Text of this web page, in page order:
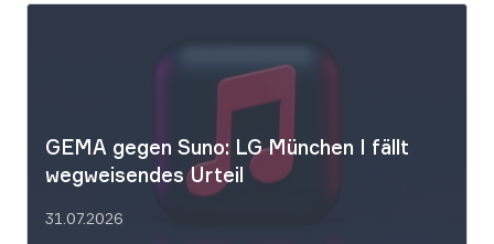
GEMA gegen Suno: LG München I fällt
wegweisendes Urteil
31.07.2026